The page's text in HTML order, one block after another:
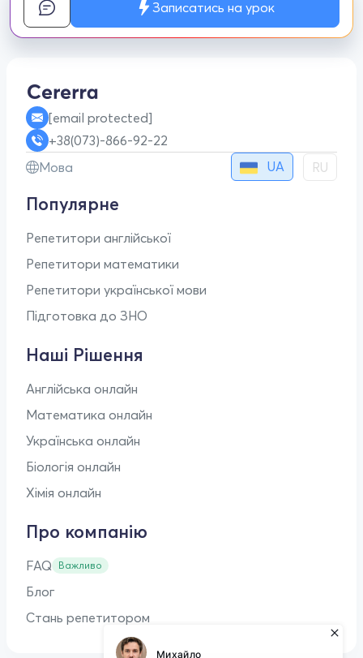
Записатись на урок
[email protected]
+38(073)-866-92-22
Мова
UA RU
Популярне
Репетитори англійської
Репетитори математики
Репетитори української мови
Підготовка до ЗНО
Наші Рішення
Англійська онлайн
Математика онлайн
Українська онлайн
Біологія онлайн
Хімія онлайн
Про компанію
FAQ Важливо
Блог
Стань репетитором